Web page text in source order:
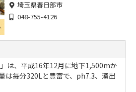
埼玉県春日部市
048-755-4126
」は、平成16年12月に地下1,500mか
は毎分320Lと豊富で、ph7.3、湧出